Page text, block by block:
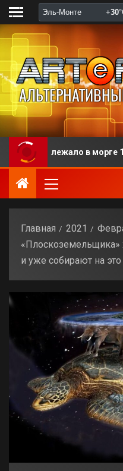
в морге 128 лет
Главная 2021
«Плоскоземельщика»
и уже собирают на